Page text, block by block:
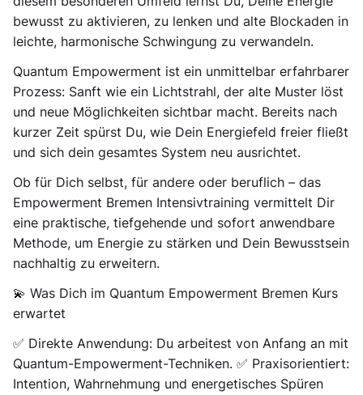
bewusst zu aktivieren, zu lenken und alte Blockaden in
leichte, harmonische Schwingung zu verwandeln.
Quantum Empowerment ist ein unmittelbar erfahrbarer
Prozess: Sanft wie ein Lichtstrahl, der alte Muster löst
und neue Möglichkeiten sichtbar macht. Bereits nach
kurzer Zeit spürst Du, wie Dein Energiefeld freier fließt
und sich dein gesamtes System neu ausrichtet.
Ob für Dich selbst, für andere oder beruflich – das
Empowerment Bremen Intensivtraining vermittelt Dir
eine praktische, tiefgehende und sofort anwendbare
Methode, um Energie zu stärken und Dein Bewusstsein
nachhaltig zu erweitern.
💫 Was Dich im Quantum Empowerment Bremen Kurs
erwartet
✅ Direkte Anwendung: Du arbeitest von Anfang an mit
Quantum-Empowerment-Techniken. ✅ Praxisorientiert:
Intention, Wahrnehmung und energetisches Spüren